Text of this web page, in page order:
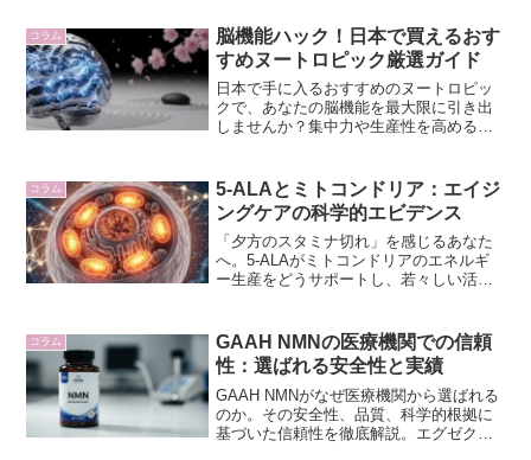
コラム
脳機能ハック！日本で買えるおす
すめヌートロピック厳選ガイド
日本で手に入るおすすめのヌートロピッ
クで、あなたの脳機能を最大限に引き出
しませんか？集中力や生産性を高めるた
徹底解説。最適な選び方と効果的な活用
法で、午前中の黄金時間を最適化しまし
ょう。
コラム
5-ALAとミトコンドリア：エイジ
ングケアの科学的エビデンス
「夕方のスタミナ切れ」を感じるあなた
へ。5-ALAがミトコンドリアのエネルギ
ー生産をどうサポートし、若々しい活力
コラム
GAAH NMNの医療機関での信頼
性：選ばれる安全性と実績
GAAH NMNがなぜ医療機関から選ばれる
のか。その安全性、品質、科学的根拠に
基づいた信頼性を徹底解説。エグゼクテ